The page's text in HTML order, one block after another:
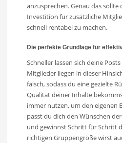
anzusprechen. Genau das sollte
Investition für zusätzliche
schnell rentabel zu machen.
Die perfekte Grundlage für
Schneller lassen sich deine
Mitglieder liegen in dieser
falsch, sodass du eine gezielte
Qualität deiner Inhalte
immer nutzen, um den eigenen
passt du dich den Wünschen
und gewinnst Schritt für Schritt
richtigen Gruppengröße wirst